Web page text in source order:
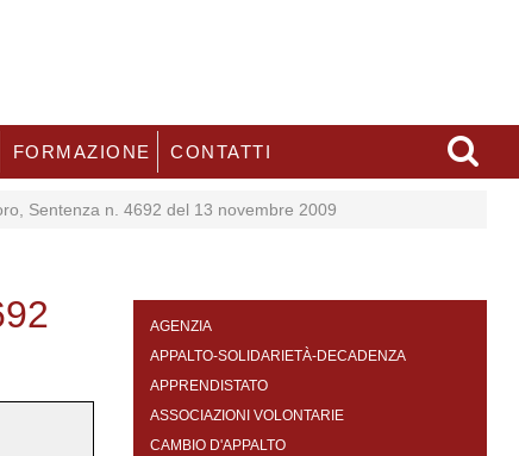
FORMAZIONE CONTATTI
Sentenza n. 4692 del 13 novembre 2009
AGENZIA
APPALTO-SOLIDARIETÀ-DECADENZA
APPRENDISTATO
ASSOCIAZIONI VOLONTARIE
CAMBIO D'APPALTO